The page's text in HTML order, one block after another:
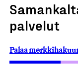
palvelut
Palaa